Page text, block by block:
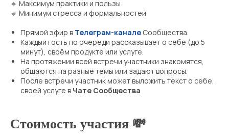
🔸 Максимум практики и пользы
🔸 Минимум стресса и формальностей
Прямой эфир в Телеграм-канале Сообщества.
Каждый гость по очереди рассказывает о себе (до 5
минут), своём продукте или услуге.
На протяжении всей встречи участники знакомятся,
общаются на разные темы или задают вопросы.
После встречи участник может выложить текст о себе,
своей услуге в Чате Сообщества
Стоимость участия 💸